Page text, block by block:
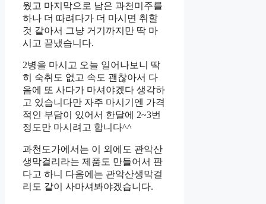
웠고 마지막으로 남은 과천미주를
하나 더 따려다가 더 마시면 취할
것 같아서 그냥 거기까지만 딱 마
시고 끝냈습니다.
2병을 마시고 오늘 일어나보니 딱
히 숙취도 없고 속도 괜찮아서 다
음에 또 사다가 마셔야겠다 생각하
고 있습니다만 자주 마시기엔 가격
적인 부담이 있어서 한달에 2~3번
정도만 마시려고 합니다^^
과천도가에서는 이 외에도 관악산
생막걸리라는 제품도 만들어서 판
다고 하니 다음에는 관악산생막걸
리도 같이 사마셔봐야겠습니다.